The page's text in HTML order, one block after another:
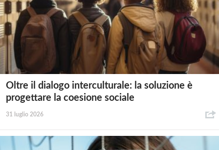
Oltre il dialogo interculturale: la soluzione è
progettare la coesione sociale
31 luglio 2026